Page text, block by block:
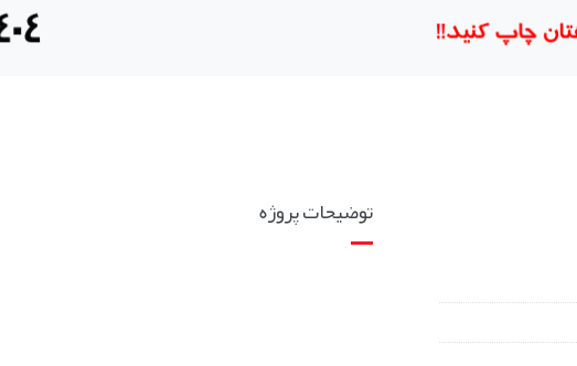
توضیحات پروژه